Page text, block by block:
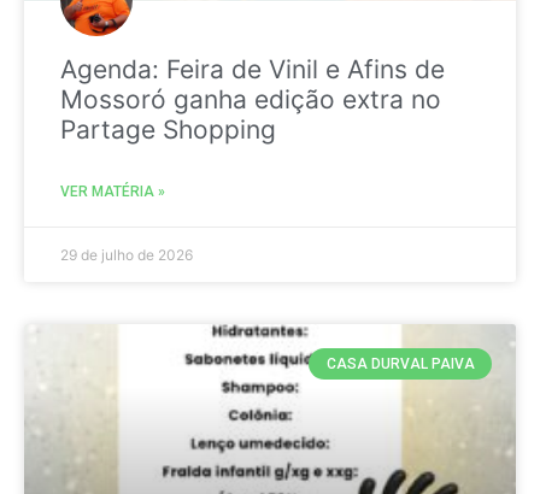
Agenda: Feira de Vinil e Afins de
Mossoró ganha edição extra no
Partage Shopping
VER MATÉRIA »
29 de julho de 2026
CASA DURVAL PAIVA